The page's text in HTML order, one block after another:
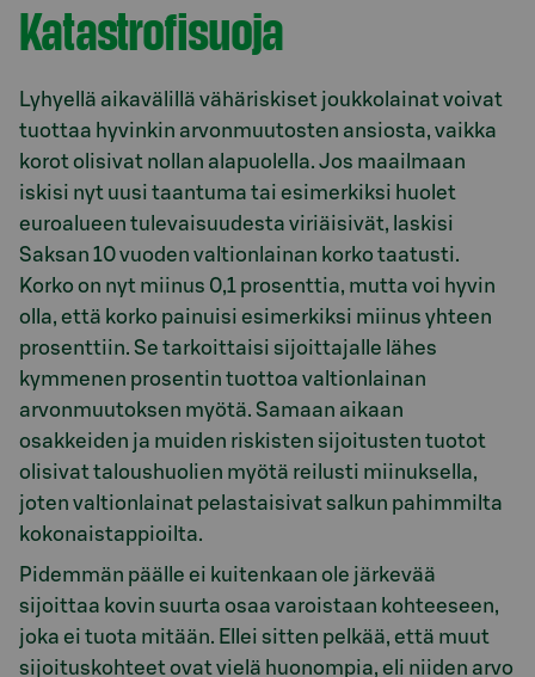
Katastrofisuoja
Lyhyellä aikavälillä vähäriskiset joukkolainat voivat
tuottaa hyvinkin arvonmuutosten ansiosta, vaikka
korot olisivat nollan alapuolella. Jos maailmaan
iskisi nyt uusi taantuma tai esimerkiksi huolet
euroalueen tulevaisuudesta viriäisivät, laskisi
Saksan 10 vuoden valtionlainan korko taatusti.
Korko on nyt miinus 0,1 prosenttia, mutta voi hyvin
olla, että korko painuisi esimerkiksi miinus yhteen
prosenttiin. Se tarkoittaisi sijoittajalle lähes
kymmenen prosentin tuottoa valtionlainan
arvonmuutoksen myötä. Samaan aikaan
osakkeiden ja muiden riskisten sijoitusten tuotot
olisivat taloushuolien myötä reilusti miinuksella,
joten valtionlainat pelastaisivat salkun pahimmilta
kokonaistappioilta.
Pidemmän päälle ei kuitenkaan ole järkevää
sijoittaa kovin suurta osaa varoistaan kohteeseen,
joka ei tuota mitään. Ellei sitten pelkää, että muut
sijoituskohteet ovat vielä huonompia, eli niiden arvo